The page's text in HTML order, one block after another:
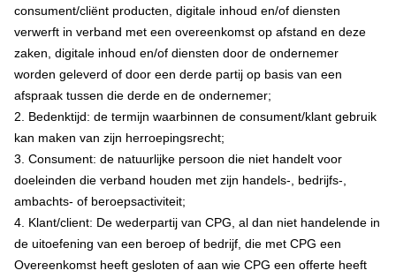
consument/cliënt producten, digitale inhoud en/of diensten
verwerft in verband met een overeenkomst op afstand en deze
zaken, digitale inhoud en/of diensten door de ondernemer
worden geleverd of door een derde partij op basis van een
afspraak tussen die derde en de ondernemer;
2. Bedenktijd: de termijn waarbinnen de consument/klant gebruik
kan maken van zijn herroepingsrecht;
3. Consument: de natuurlijke persoon die niet handelt voor
doeleinden die verband houden met zijn handels-, bedrijfs-,
ambachts- of beroepsactiviteit;
4. Klant/client: De wederpartij van CPG, al dan niet handelende in
de uitoefening van een beroep of bedrijf, die met CPG een
Overeenkomst heeft gesloten of aan wie CPG een offerte heeft